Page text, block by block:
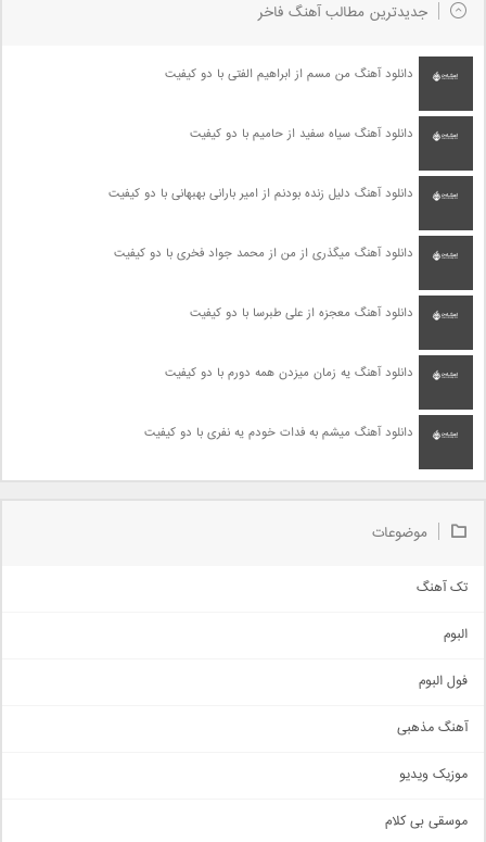
جدیدترین مطالب آهنگ فاخر
دانلود آهنگ من مسم از ابراهیم الفتی با دو کیفیت
دانلود آهنگ سیاه سفید از حامیم با دو کیفیت
دانلود آهنگ دلیل زنده بودنم از امیر بارانی بهبهانی با دو کیفیت
دانلود آهنگ میگذری از من از محمد جواد فخری با دو کیفیت
دانلود آهنگ معجزه از علی طبرسا با دو کیفیت
دانلود آهنگ یه زمان میزدن همه دورم با دو کیفیت
دانلود آهنگ میشم به فدات خودم یه نفری با دو کیفیت
موضوعات
تک آهنگ
اجتماعی
حماسی
سنتی
اهنگ بندرعباسی
البوم
فول البوم
آهنگ مذهبی
موزیک ویدیو
موسقی بی کلام